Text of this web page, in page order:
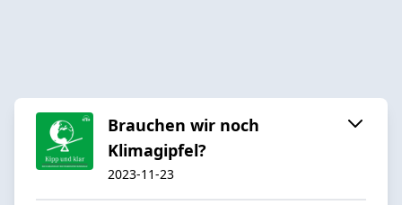
Brauchen wir noch
Klimagipfel?
2023-11-23